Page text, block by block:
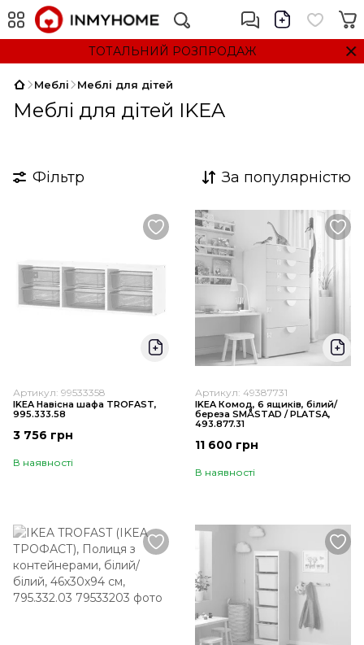
ТОТАЛЬНИЙ РОЗПРОДАЖ
Меблі Меблі для дітей
Меблі для дітей IKEA
Фільтр За популярністю
Артикул: 99533358
IKEA Навісна шафа TROFAST,
995.333.58
3 756 грн
В наявності
Артикул: 49387731
IKEA Комод, 6 ящиків, білий/
береза SMÅSTAD / PLATSA,
493.877.31
11 600 грн
В наявності